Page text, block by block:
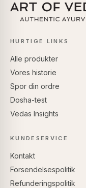
HURTIGE LINKS
Alle produkter
Vores historie
Spor din ordre
Dosha-test
Vedas Insights
KUNDESERVICE
Kontakt
Forsendelsespolitik
Refunderingspolitik